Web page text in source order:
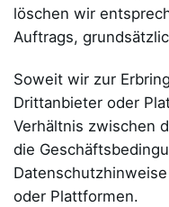
löschen wir
Auftrags,
Soweit wir zur
Drittanbieter oder
Verhältnis zwischen
die
oder Plattformen.